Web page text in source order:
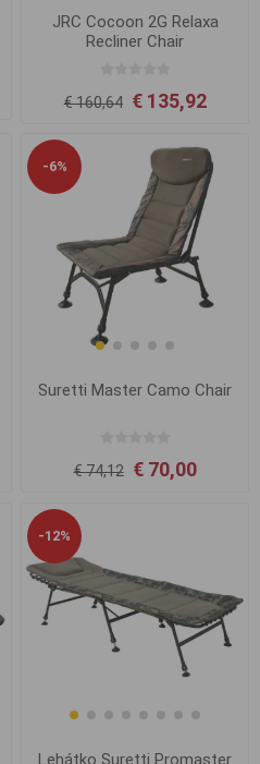
JRC Cocoon 2G Relaxa
Recliner Chair
€ 160,64 € 135,92
-6%
Suretti Master Camo Chair
€ 74,12 € 70,00
-12%
Lehátko Suretti Promaster